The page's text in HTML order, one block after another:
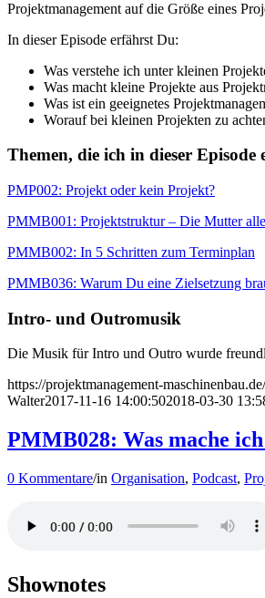
Projektmanagement auf die Größe eines
In dieser Episode erfährst Du:
Was verstehe ich unter kleinen
Was macht kleine Projekte aus
Was ist ein geeignetes
Worauf bei kleinen Projekten zu
Themen, die ich in dieser Episode
PMP002: Projekt oder kein Projekt?
PMMB001: Projektstruktur – Die Mutter
PMMB002: In 5 Schritten zum Terminplan
PMMB036: Warum Du eine Zielsetzung
Intro- und Outromusik
Die Musik für Intro und Outro wurde
https://projektmanagement-
Walter2017-11-16 14:00:502018-03-30
PMMB028: Was mache
0 Kommentare/in Organisation, Podcast,
Shownotes